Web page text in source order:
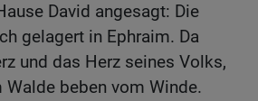
David angesagt: Die
gelagert in Ephraim. Da
und das Herz seines Volks,
beben vom Winde.